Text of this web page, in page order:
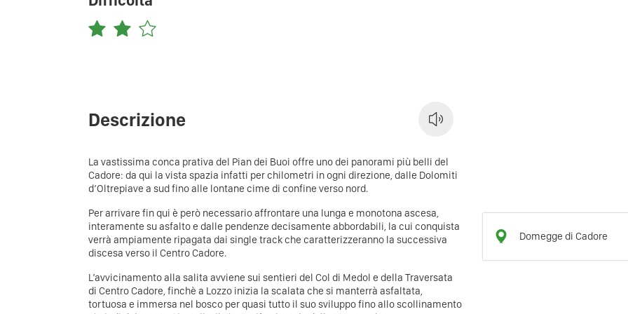
Descrizione
La vastissima conca prativa del Pian dei Buoi offre uno dei panorami più belli del
Cadore: da qui la vista spazia infatti per chilometri in ogni direzione, dalle Dolomiti
d’Oltrepiave a sud fino alle lontane cime di confine verso nord.
Per arrivare fin qui è però necessario affrontare una lunga e monotona ascesa,
interamente su asfalto e dalle pendenze decisamente abbordabili, la cui conquista
verrà ampiamente ripagata dai single track che caratterizzeranno la successiva
discesa verso il Centro Cadore.
L’avvicinamento alla salita avviene sui sentieri del Col di Medol e della Traversata
di Centro Cadore, finchè a Lozzo inizia la scalata che si manterrà asfaltata,
tortuosa e immersa nel bosco per quasi tutto il suo sviluppo fino allo scollinamento
Domegge di Cadore